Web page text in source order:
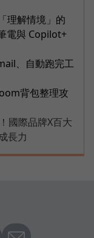
理解情境」的
電與 Copilot+
、自動跑完工
背包整理攻
國際品牌X百大
長力